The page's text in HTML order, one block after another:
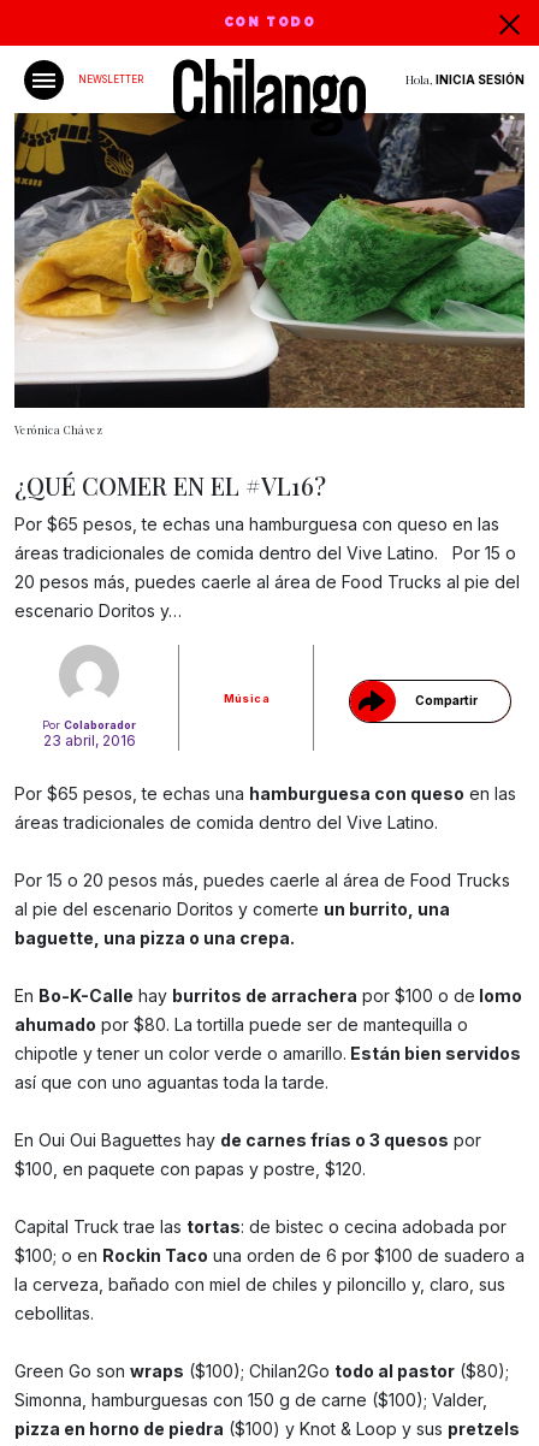
CON TODO
NEWSLETTER Hola, INICIA SESIÓN
Verónica Chávez
PorColaborador
23 abril, 2016
Música Compartir
Gracias!
¿QUÉ COMER EN EL #VL16?
Por $65 pesos, te echas una hamburguesa con queso en las
áreas tradicionales de comida dentro del Vive Latino. Por 15 o
20 pesos más, puedes caerle al área de Food Trucks al pie del
escenario Doritos y…
Por $65 pesos, te echas una hamburguesa con queso en las
áreas tradicionales de comida dentro del Vive Latino.
Por 15 o 20 pesos más, puedes caerle al área de Food Trucks
al pie del escenario Doritos y comerte un burrito, una
baguette, una pizza o una crepa.
En Bo-K-Calle hay burritos de arrachera por $100 o de lomo
ahumado por $80. La tortilla puede ser de mantequilla o
chipotle y tener un color verde o amarillo. Están bien servidos
así que con uno aguantas toda la tarde.
En Oui Oui Baguettes hay de carnes frías o 3 quesos por
$100, en paquete con papas y postre, $120.
Capital Truck trae las tortas: de bistec o cecina adobada por
$100; o en Rockin Taco una orden de 6 por $100 de suadero a
la cerveza, bañado con miel de chiles y piloncillo y, claro, sus
cebollitas.
Green Go son wraps ($100); Chilan2Go todo al pastor ($80);
Simonna, hamburguesas con 150 g de carne ($100); Valder,
pizza en horno de piedra ($100) y Knot & Loop y sus pretzels